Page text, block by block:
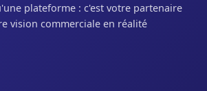
plateforme : c'est votre partenaire
vision commerciale en réalité